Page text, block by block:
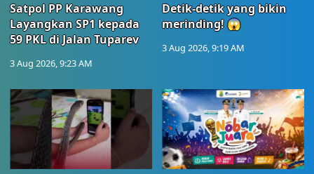
Satpol PP Karawang
Layangkan SP1 kepada
59 PKL di Jalan Tuparev
3 Aug 2026, 9:23 AM
Detik-detik yang bikin
merinding! 😱
3 Aug 2026, 9:19 AM